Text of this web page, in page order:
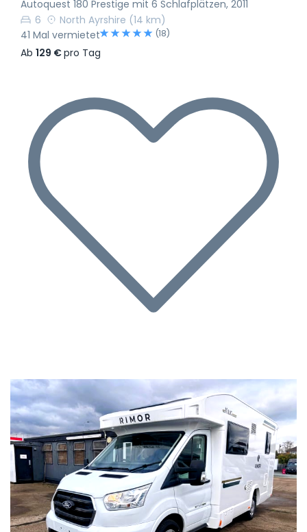
Autoquest 180 Prestige mit 6 Schlafplätzen, 2011
6
North Ayrshire (14 km)
41 Mal vermietet
(18)
Ab 129 €pro Tag